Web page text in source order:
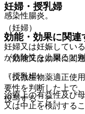
妊婦・授乳婦
（妊婦）
妊婦又は妊娠してい
が危険性を上回ると
（授乳婦）
治療上の有益性及び
又は中止を検討するこ
感染性腸炎。
効能・効果に関連
（効能又は効果に関
「抗微生物薬適正使
要性を判断した上で
投与すること。